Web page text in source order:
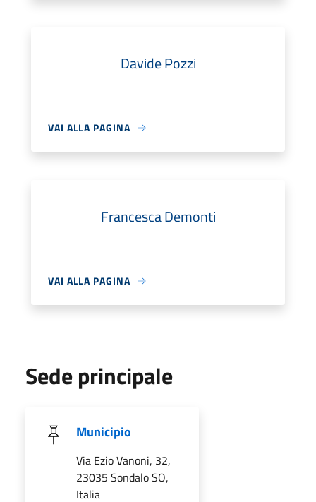
Davide Pozzi
VAI ALLA PAGINA
Francesca Demonti
VAI ALLA PAGINA
Sede principale
Municipio
Via Ezio Vanoni, 32,
23035 Sondalo SO,
Italia